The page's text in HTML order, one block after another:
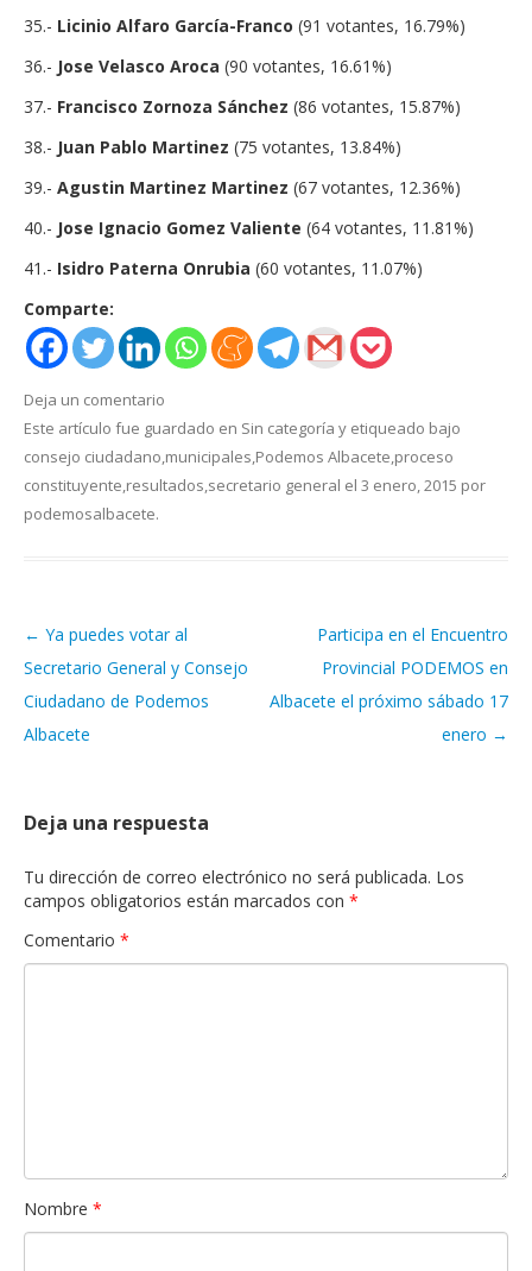
35.- Licinio Alfaro García-Franco (91 votantes, 16.79%)
36.- Jose Velasco Aroca (90 votantes, 16.61%)
37.- Francisco Zornoza Sánchez (86 votantes, 15.87%)
38.- Juan Pablo Martinez (75 votantes, 13.84%)
39.- Agustin Martinez Martinez (67 votantes, 12.36%)
40.- Jose Ignacio Gomez Valiente (64 votantes, 11.81%)
41.- Isidro Paterna Onrubia (60 votantes, 11.07%)
Comparte:
Deja un comentario
Este artículo fue guardado en Sin categoría y etiqueado bajo
consejo ciudadano,municipales,Podemos Albacete,proceso
constituyente,resultados,secretario general el 3 enero, 2015 por
podemosalbacete.
Navegación de artículos
← Ya puedes votar al
Secretario General y Consejo
Ciudadano de Podemos
Albacete
Participa en el Encuentro
Provincial PODEMOS en
Albacete el próximo sábado 17
enero →
Deja una respuesta
Tu dirección de correo electrónico no será publicada. Los
campos obligatorios están marcados con *
Comentario *
Nombre *